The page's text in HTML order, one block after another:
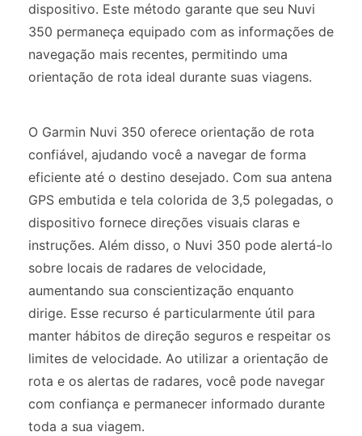
dispositivo. Este método garante que seu Nuvi
350 permaneça equipado com as informações de
navegação mais recentes, permitindo uma
orientação de rota ideal durante suas viagens.
O Garmin Nuvi 350 oferece orientação de rota
confiável, ajudando você a navegar de forma
eficiente até o destino desejado. Com sua antena
GPS embutida e tela colorida de 3,5 polegadas, o
dispositivo fornece direções visuais claras e
instruções. Além disso, o Nuvi 350 pode alertá-lo
sobre locais de radares de velocidade,
aumentando sua conscientização enquanto
dirige. Esse recurso é particularmente útil para
manter hábitos de direção seguros e respeitar os
limites de velocidade. Ao utilizar a orientação de
rota e os alertas de radares, você pode navegar
com confiança e permanecer informado durante
toda a sua viagem.